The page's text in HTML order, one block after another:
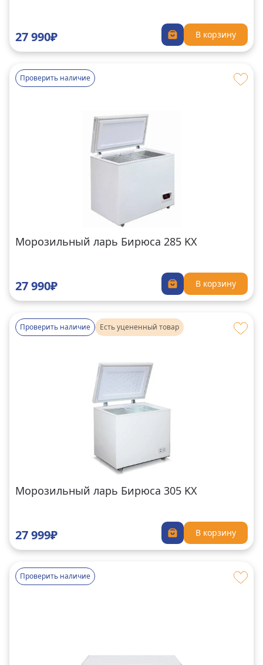
27 990₽ В корзину
Проверить наличие
Морозильный ларь Бирюса 285 KX
27 990₽ В корзину
Проверить наличие Есть уцененный товар
Морозильный ларь Бирюса 305 KX
27 999₽ В корзину
Проверить наличие